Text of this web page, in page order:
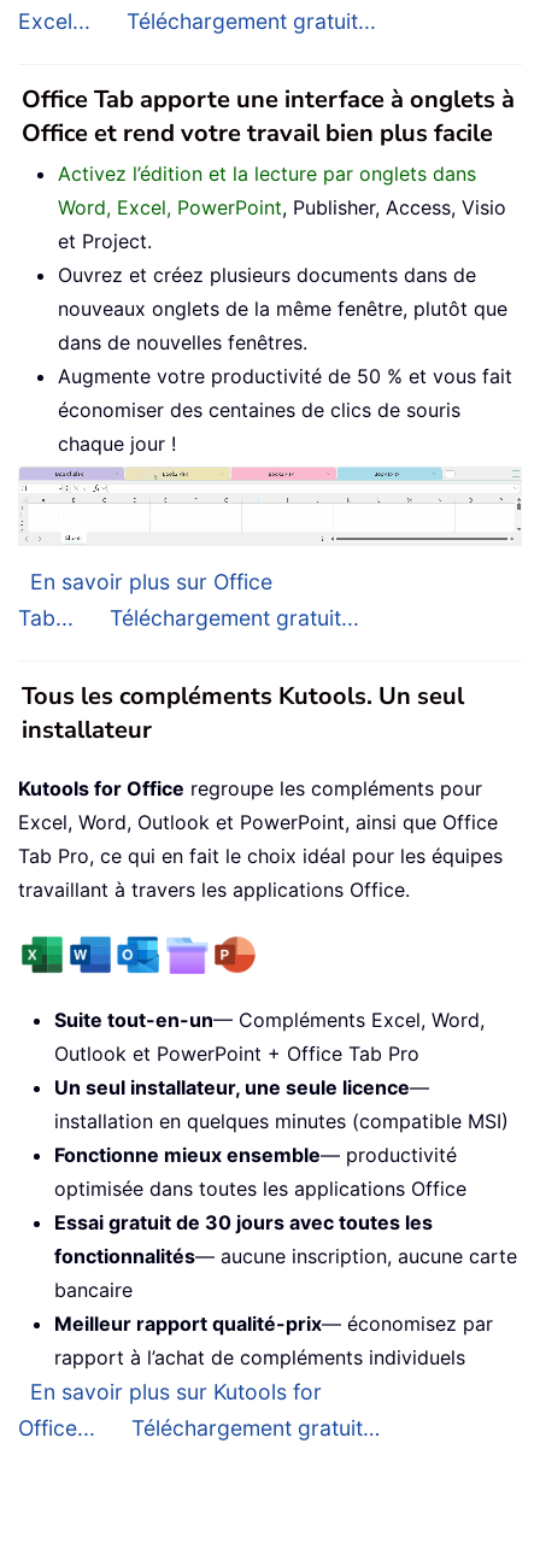
Excel...
Téléchargement gratuit...
Office Tab apporte une interface à onglets à
Office et rend votre travail bien plus facile
Activez l’édition et la lecture par onglets dans
Word, Excel, PowerPoint, Publisher, Access, Visio
et Project.
Ouvrez et créez plusieurs documents dans de
nouveaux onglets de la même fenêtre, plutôt que
dans de nouvelles fenêtres.
Augmente votre productivité de 50 % et vous fait
économiser des centaines de clics de souris
chaque jour !
En savoir plus sur Office
Tab...
Téléchargement gratuit...
Tous les compléments Kutools. Un seul
installateur
Kutools for Office regroupe les compléments pour
Excel, Word, Outlook et PowerPoint, ainsi que Office
Tab Pro, ce qui en fait le choix idéal pour les équipes
travaillant à travers les applications Office.
Suite tout-en-un— Compléments Excel, Word,
Outlook et PowerPoint + Office Tab Pro
Un seul installateur, une seule licence—
installation en quelques minutes (compatible MSI)
Fonctionne mieux ensemble— productivité
optimisée dans toutes les applications Office
Essai gratuit de 30 jours avec toutes les
fonctionnalités— aucune inscription, aucune carte
bancaire
Meilleur rapport qualité-prix— économisez par
rapport à l’achat de compléments individuels
En savoir plus sur Kutools for
Office...
Téléchargement gratuit…